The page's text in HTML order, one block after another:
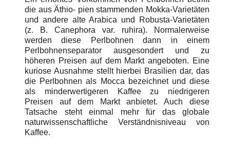
die aus Äthio- pien stammenden Mokka-Varietäten
und andere alte Arabica und Robusta-Varietäten
(z. B. Canephora var. ruhira). Normalerweise
werden diese Perlbohnen dann in einem
Perlbohnenseparator ausgesondert und zu
höheren Preisen auf dem Markt angeboten. Eine
kuriose Ausnahme stellt hierbei Brasilien dar, das
die Perlbohnen als Mocca bezeichnet und diese
als minderwertigeren Kaffee zu niedrigeren
Preisen auf dem Markt anbietet. Auch diese
Tatsache steht einmal mehr für das globale
naturwissenschaftliche Verständnisniveau von
Kaffee.